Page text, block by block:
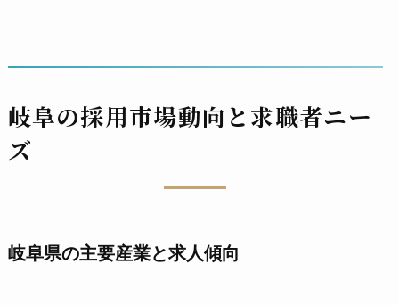
岐阜の採用市場動向と求職者ニー
ズ
岐阜県の主要産業と求人傾向